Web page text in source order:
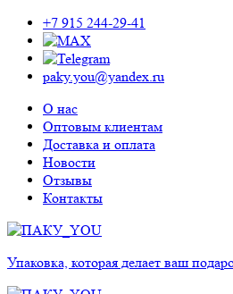
+7 915 244-29-41
paky.you@yandex.ru
О нас
Оптовым клиентам
Доставка и оплата
Новости
Отзывы
Контакты
Упаковка, которая делает ваш